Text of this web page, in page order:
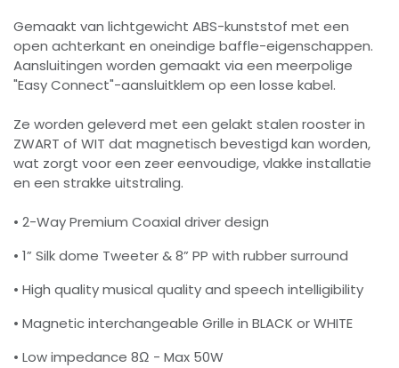
Gemaakt van lichtgewicht ABS-kunststof met een
open achterkant en oneindige baffle-eigenschappen.
Aansluitingen worden gemaakt via een meerpolige
"Easy Connect"-aansluitklem op een losse kabel.
Ze worden geleverd met een gelakt stalen rooster in
ZWART of WIT dat magnetisch bevestigd kan worden,
wat zorgt voor een zeer eenvoudige, vlakke installatie
en een strakke uitstraling.
• 2-Way Premium Coaxial driver design
• 1” Silk dome Tweeter & 8” PP with rubber surround
• High quality musical quality and speech intelligibility
• Magnetic interchangeable Grille in BLACK or WHITE
• Low impedance 8Ω - Max 50W